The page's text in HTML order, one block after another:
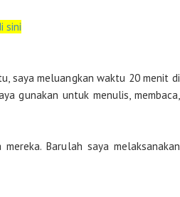
sini
saya meluangkan waktu 20 menit di
gunakan untuk menulis, membaca,
Barulah saya melaksanakan